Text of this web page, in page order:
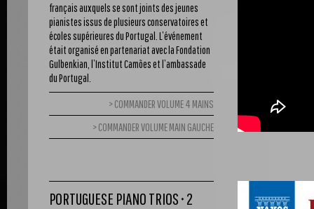
français auxquels se sont joints des jeunes
pianistes issus de plusieurs conservatoires et
écoles supérieures du Portugal. L’événement
était organisé en partenariat avec la Fondation
Gulbenkian, l’Institut Camões et l’ambassade
du Portugal.
COMMANDER VOLUME 4 MAINS
COMMANDER VOLUME MAIN GAUCHE
PORTUGUESE PIANO TRIOS • 2